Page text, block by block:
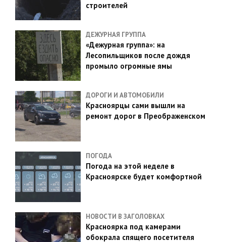
строителей
ДЕЖУРНАЯ ГРУППА
«Дежурная группа»: на
Лесопильщиков после дождя
промыло огромные ямы
ДОРОГИ И АВТОМОБИЛИ
Красноярцы сами вышли на
ремонт дорог в Преображенском
ПОГОДА
Погода на этой неделе в
Красноярске будет комфортной
НОВОСТИ В ЗАГОЛОВКАХ
Красноярка под камерами
обокрала спящего посетителя